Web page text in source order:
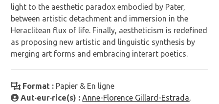
light to the aesthetic paradox embodied by Pater,
between artistic detachment and immersion in the
Heraclitean flux of life. Finally, aestheticism is redefined
as proposing new artistic and linguistic synthesis by
merging art forms and embracing interart poetics.
Format : Papier & En ligne
Aut·eur·rice(s) : Anne-Florence Gillard-Estrada,